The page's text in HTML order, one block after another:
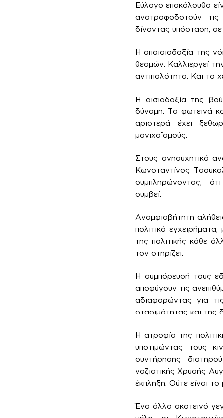
Εύλογο επακόλουθο
ανατροφοδοτούν τις
δίνοντας υπόσταση, σε
Η απαισιοδοξία της
θεσμών. Καλλιεργεί
αντιπαλότητα. Και το
Η αισιοδοξία της
δύναμη. Τα φωτεινά
αριστερά έχει
μανιχαϊσμούς.
Στους ανησυχητικά
Κωνσταντίνος
συμπληρώνοντας, ότι
συμβεί.
Αναμφισβήτητη
πολιτικά
της πολιτικής κάθε
τον στηρίζει.
Η συμπόρευσή τους
αποφύγουν τις
αδιαφορώντας για
στασιμότητας και της
Η ατροφία της
υποτιμώντας τους
συντήρησης
ναζιστικής Χρυσής
έκπληξη. Ούτε είναι
Ένα άλλο σκοτεινό